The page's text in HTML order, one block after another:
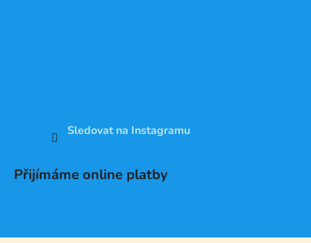
Sledovat na Instagramu
Přijímáme online platby